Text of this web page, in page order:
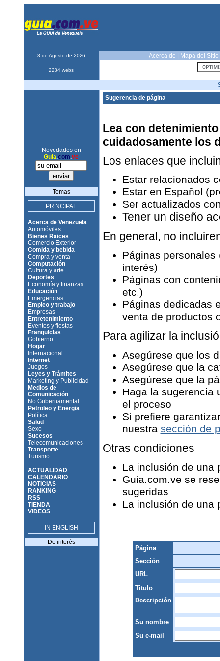
8 de Agosto de 2026 Acerca de Mapa del Sitio
2284 webs
Novedades en
Guia.com.ve
Temas
PRINCIPAL
Acerca de Venezuela
Automóviles
Bienes Raices
Comercio Exterior
Comida y bebida
Compra y venta
Computación
Cultura y arte
Deportes
Economía y finanzas
Educación
Emergencias
Empleo y trabajo
Empresas
Entretenimiento
Eventos y fiestas
Franquicias
Gobierno
Hogar
Internacional
Internet
Juegos
Leyes y Trámites
Marketing y Publicidad
Medios de
Comunicación
No Gubernamental
Petroleo y Energia
Política
Salud
Sexo
Sucesos
Telecomunicaciones
Transporte
Turismo
ACTUALIDAD
CALENDARIO
NOTICIAS
RANKING
RSS
TIENDA
VIDEOS
IN ENGLISH
De interés
Sugerencia de página
Lea con
cuidadosamente los
Los enlaces que
Estar relacionados
Estar en Español
Ser actualizados
Tener un diseño
En general, no
Páginas personales
interés)
Páginas con
etc.)
Páginas dedicadas
venta de productos
Para agilizar la
Asegúrese que los
Asegúrese que la
Asegúrese que la
Haga la sugerencia
el proceso
Si prefiere
nuestra sección de
Otras condiciones
La inclusión de una
Guia.com.ve se
sugeridas
La inclusión de una
Página
Sección
URL
Titulo
Descripción
Su nombre
Su e-mail